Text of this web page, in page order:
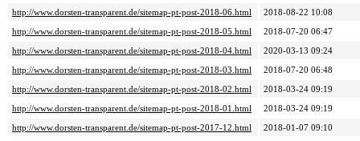
http://www.dorsten-transparent.de/sitemap-pt-post-2018-06.html
2018-08-22 10:08
http://www.dorsten-transparent.de/sitemap-pt-post-2018-05.html
2018-07-20 06:47
http://www.dorsten-transparent.de/sitemap-pt-post-2018-04.html
2020-03-13 09:24
http://www.dorsten-transparent.de/sitemap-pt-post-2018-03.html
2018-07-20 06:48
http://www.dorsten-transparent.de/sitemap-pt-post-2018-02.html
2018-03-24 09:19
http://www.dorsten-transparent.de/sitemap-pt-post-2018-01.html
2018-03-24 09:19
http://www.dorsten-transparent.de/sitemap-pt-post-2017-12.html
2018-01-07 09:10